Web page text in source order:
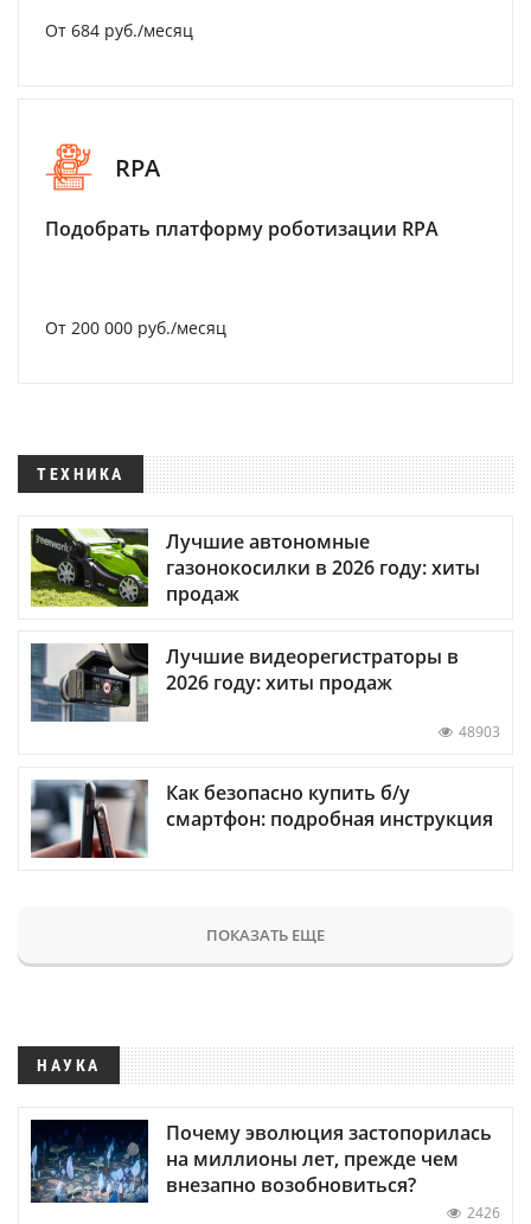
От 684 руб./месяц
RPA
Подобрать платформу роботизации RPA
От 200 000 руб./месяц
ТЕХНИКА
Лучшие автономные
газонокосилки в 2026 году: хиты
продаж
Лучшие видеорегистраторы в
2026 году: хиты продаж
48903
Как безопасно купить б/у
смартфон: подробная инструкция
ПОКАЗАТЬ ЕЩЕ
НАУКА
Почему эволюция застопорилась
на миллионы лет, прежде чем
внезапно возобновиться?
2426